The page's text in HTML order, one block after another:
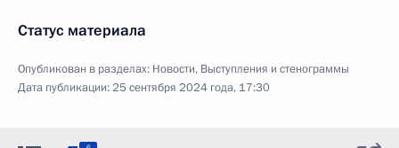
Статус материала
Опубликован в разделах: Новости, Выступления и стенограммы
Дата публикации:25 сентября 2024 года, 17:30